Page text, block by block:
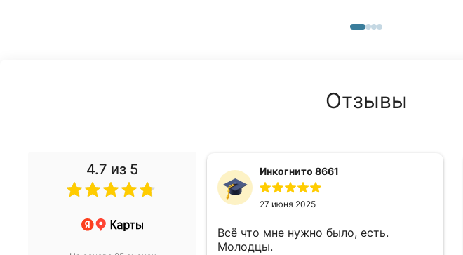
Отзывы
4.7 из 5
выбор компрессоров ,
Инкогнито 8661
27 июня 2025
Всё что мне нужно было, есть.
Молодцы.